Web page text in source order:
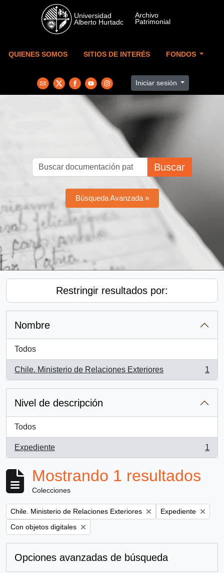
Skip to main content
QUIENES SOMOS SITIOS DE INTERÉS FONDOS
Iniciar sesión
Buscar
Búsqueda Avanzada »
Restringir resultados por:
Nombre
Todos
Chile. Ministerio de Relaciones Exteriores
, 1 resultados
1
Nivel de descripción
Todos
Expediente
, 1 resultados
1
Mostrando 1 resultados
Colecciones
Remove filter:
Chile. Ministerio de Relaciones Exteriores Remove filter:
Expediente
Remove filter:
Con objetos digitales
Opciones avanzadas de búsqueda